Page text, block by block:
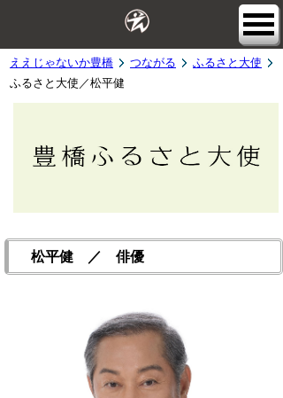
ええじゃないか豊橋 つながる
ふるさと大使
ふるさと大使／松平健
松平健 ／ 俳優